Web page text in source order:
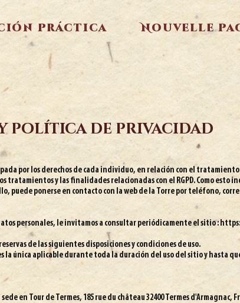
práctica Nouvelle
política de privacidad
por los derechos de cada individuo, en relación con el
tratamientos y las finalidades relacionadas con el RGPD. Como esto
puede ponerse en contacto con la web de la Torre por teléfono,
personales, le invitamos a consultar periódicamente el sitio :
de las siguientes disposiciones y condiciones de uso.
la única aplicable durante toda la duración del uso del sitio y hasta
en Tour de Termes, 185 rue du château 32400 Termes d'Armagnac,